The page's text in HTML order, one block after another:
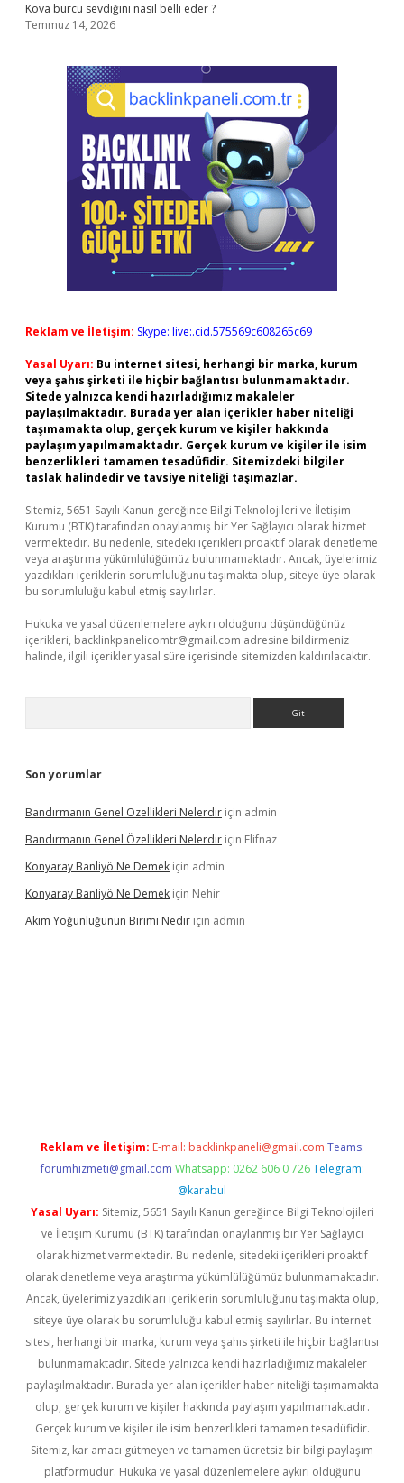
Kova burcu sevdiğini nasıl belli eder ?
Temmuz 14, 2026
Reklam ve İletişim: Skype: live:.cid.575569c608265c69
Yasal Uyarı: Bu internet sitesi, herhangi bir marka, kurum
veya şahıs şirketi ile hiçbir bağlantısı bulunmamaktadır.
Sitede yalnızca kendi hazırladığımız makaleler
paylaşılmaktadır. Burada yer alan içerikler haber niteliği
taşımamakta olup, gerçek kurum ve kişiler hakkında
paylaşım yapılmamaktadır. Gerçek kurum ve kişiler ile isim
benzerlikleri tamamen tesadüfidir. Sitemizdeki bilgiler
taslak halindedir ve tavsiye niteliği taşımazlar.
Sitemiz, 5651 Sayılı Kanun gereğince Bilgi Teknolojileri ve İletişim
Kurumu (BTK) tarafından onaylanmış bir Yer Sağlayıcı olarak hizmet
vermektedir. Bu nedenle, sitedeki içerikleri proaktif olarak denetleme
veya araştırma yükümlülüğümüz bulunmamaktadır. Ancak, üyelerimiz
yazdıkları içeriklerin sorumluluğunu taşımakta olup, siteye üye olarak
bu sorumluluğu kabul etmiş sayılırlar.
Hukuka ve yasal düzenlemelere aykırı olduğunu düşündüğünüz
içerikleri, backlinkpanelicomtr@gmail.com adresine bildirmeniz
halinde, ilgili içerikler yasal süre içerisinde sitemizden kaldırılacaktır.
Son yorumlar
Bandırmanın Genel Özellikleri Nelerdir için admin
Bandırmanın Genel Özellikleri Nelerdir için Elifnaz
Konyaray Banliyö Ne Demek için admin
Konyaray Banliyö Ne Demek için Nehir
Akım Yoğunluğunun Birimi Nedir için admin
Reklam ve İletişim: E-mail: backlinkpaneli@gmail.com Teams:
forumhizmeti@gmail.com Whatsapp: 0262 606 0 726 Telegram:
@karabul
Yasal Uyarı: Sitemiz, 5651 Sayılı Kanun gereğince Bilgi Teknolojileri
ve İletişim Kurumu (BTK) tarafından onaylanmış bir Yer Sağlayıcı
olarak hizmet vermektedir. Bu nedenle, sitedeki içerikleri proaktif
olarak denetleme veya araştırma yükümlülüğümüz bulunmamaktadır.
Ancak, üyelerimiz yazdıkları içeriklerin sorumluluğunu taşımakta olup,
siteye üye olarak bu sorumluluğu kabul etmiş sayılırlar. Bu internet
sitesi, herhangi bir marka, kurum veya şahıs şirketi ile hiçbir bağlantısı
bulunmamaktadır. Sitede yalnızca kendi hazırladığımız makaleler
paylaşılmaktadır. Burada yer alan içerikler haber niteliği taşımamakta
olup, gerçek kurum ve kişiler hakkında paylaşım yapılmamaktadır.
Gerçek kurum ve kişiler ile isim benzerlikleri tamamen tesadüfidir.
Sitemiz, kar amacı gütmeyen ve tamamen ücretsiz bir bilgi paylaşım
platformudur. Hukuka ve yasal düzenlemelere aykırı olduğunu